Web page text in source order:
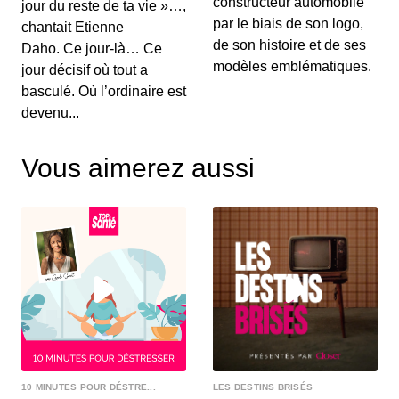
vert, blanc, rouge
00:25:42 - IL Y A 3 ANS
Encore enfant, c’est, au départ, pour aider sa
maman veuve qu’Enrique Casarrubias passe
derrière...
« Quand tu viens chez moi, tu viens manger mon
âme… Tu me manges en fait ! » Si l’apophtegme
Avatar tisse sa toile
La dernière séance en date des suédois d’Avatar,
« Dance Devil Dance », porte, il faut en conveni...
Jason Gouzy, l’Épicure de rappel !
« Pantagruel », un nom de restaurant qui, à lui
seul, suffirait presque à nous mettre en appétit...
jour du reste de ta vie »…,
chantait Etienne
Daho. Ce jour-là… Ce
jour décisif où tout a
basculé. Où l’ordinaire est
devenu...
par le biais de son logo,
de son histoire et de ses
modèles emblématiques.
Vous aimerez aussi
10 MINUTES POUR DÉSTRE... LES DESTINS BRISÉS